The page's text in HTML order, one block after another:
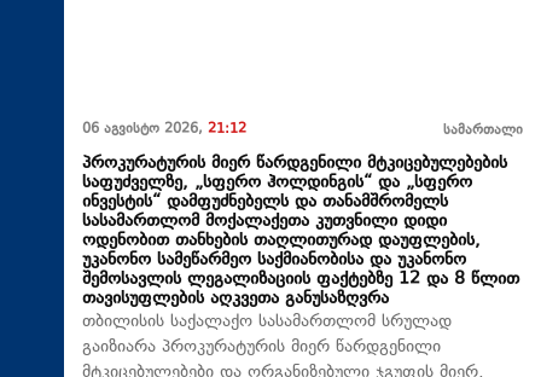
06 აგვისტო 2026, 21:12 სამართალი
პროკურატურის მიერ წარდგენილი მტკიცებულებების
საფუძველზე, „სფერო ჰოლდინგის“ და „სფერო
ინვესტის“ დამფუძნებელს და თანამშრომელს
სასამართლომ მოქალაქეთა კუთვნილი დიდი
ოდენობით თანხების თაღლითურად დაუფლების,
უკანონო სამეწარმეო საქმიანობისა და უკანონო
შემოსავლის ლეგალიზაციის ფაქტებზე 12 და 8 წლით
თავისუფლების აღკვეთა განუსაზღვრა
თბილისის საქალაქო სასამართლომ სრულად
გაიზიარა პროკურატურის მიერ წარდგენილი